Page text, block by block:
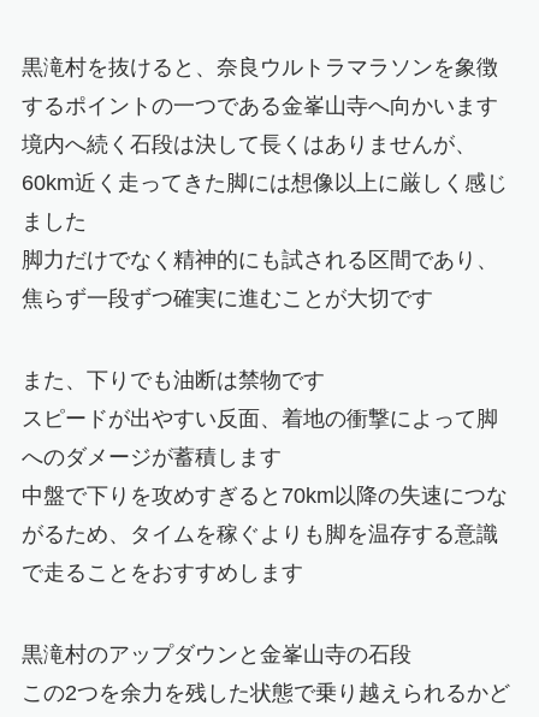
黒滝村を抜けると、奈良ウルトラマラソンを象徴
するポイントの一つである金峯山寺へ向かいます
境内へ続く石段は決して長くはありませんが、
60km近く走ってきた脚には想像以上に厳しく感じ
ました
脚力だけでなく精神的にも試される区間であり、
焦らず一段ずつ確実に進むことが大切です
また、下りでも油断は禁物です
スピードが出やすい反面、着地の衝撃によって脚
へのダメージが蓄積します
中盤で下りを攻めすぎると70km以降の失速につな
がるため、タイムを稼ぐよりも脚を温存する意識
で走ることをおすすめします
黒滝村のアップダウンと金峯山寺の石段
この2つを余力を残した状態で乗り越えられるかど